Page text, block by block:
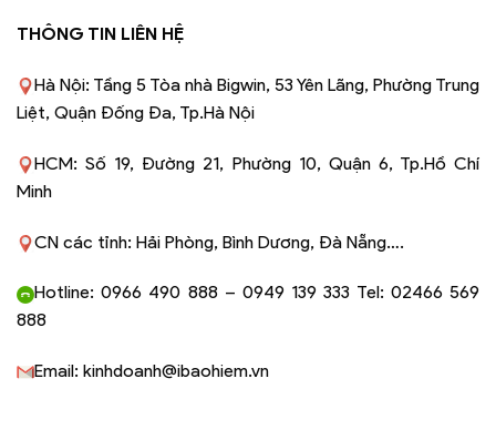
THÔNG TIN LIÊN HỆ
Hà Nội: Tầng 5 Tòa nhà Bigwin, 53 Yên Lãng, Phường Trung
Liệt, Quận Đống Đa, Tp.Hà Nội
HCM: Số 19, Đường 21, Phường 10, Quận 6, Tp.Hồ Chí
Minh
CN các tỉnh: Hải Phòng, Bình Dương, Đà Nẵng….
Hotline: 0966 490 888 – 0949 139 333 Tel: 02466 569
888
Email: kinhdoanh@ibaohiem.vn